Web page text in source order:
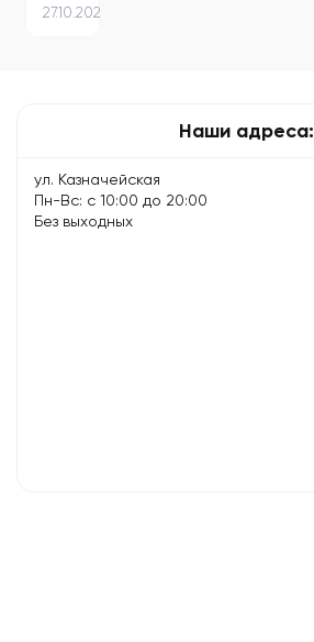
причины
27.10.2025
Наши адреса:
ул. Казначейская
Пн-Вс: с 10:00 до 20:00
Без выходных